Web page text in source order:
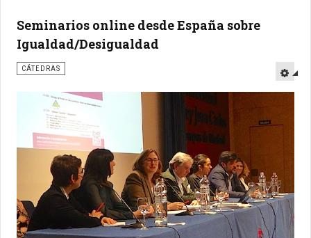
Seminarios online desde España sobre
Igualdad/Desigualdad
CÁTEDRAS